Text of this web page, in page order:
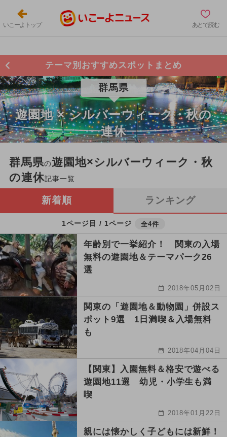
いこーよトップ あとで読む
テーマ別おすすめスポットまとめ
群馬県
遊園地 × シルバーウィーク・秋の
連休
群馬県の遊園地×シルバーウィーク・秋
の連休記事一覧
新着順 ランキング
1ページ目 / 1ページ 全4件
年齢別で一挙紹介！ 関東の入場
無料の遊園地＆テーマパーク26
選
2018年05月02日
関東の「遊園地＆動物園」併設ス
ポット9選 1日満喫＆入場無料
も
2018年04月04日
【関東】入園無料＆格安で遊べる
遊園地11選 幼児・小学生も満
喫
2018年01月22日
親には懐かしく子どもには新鮮！